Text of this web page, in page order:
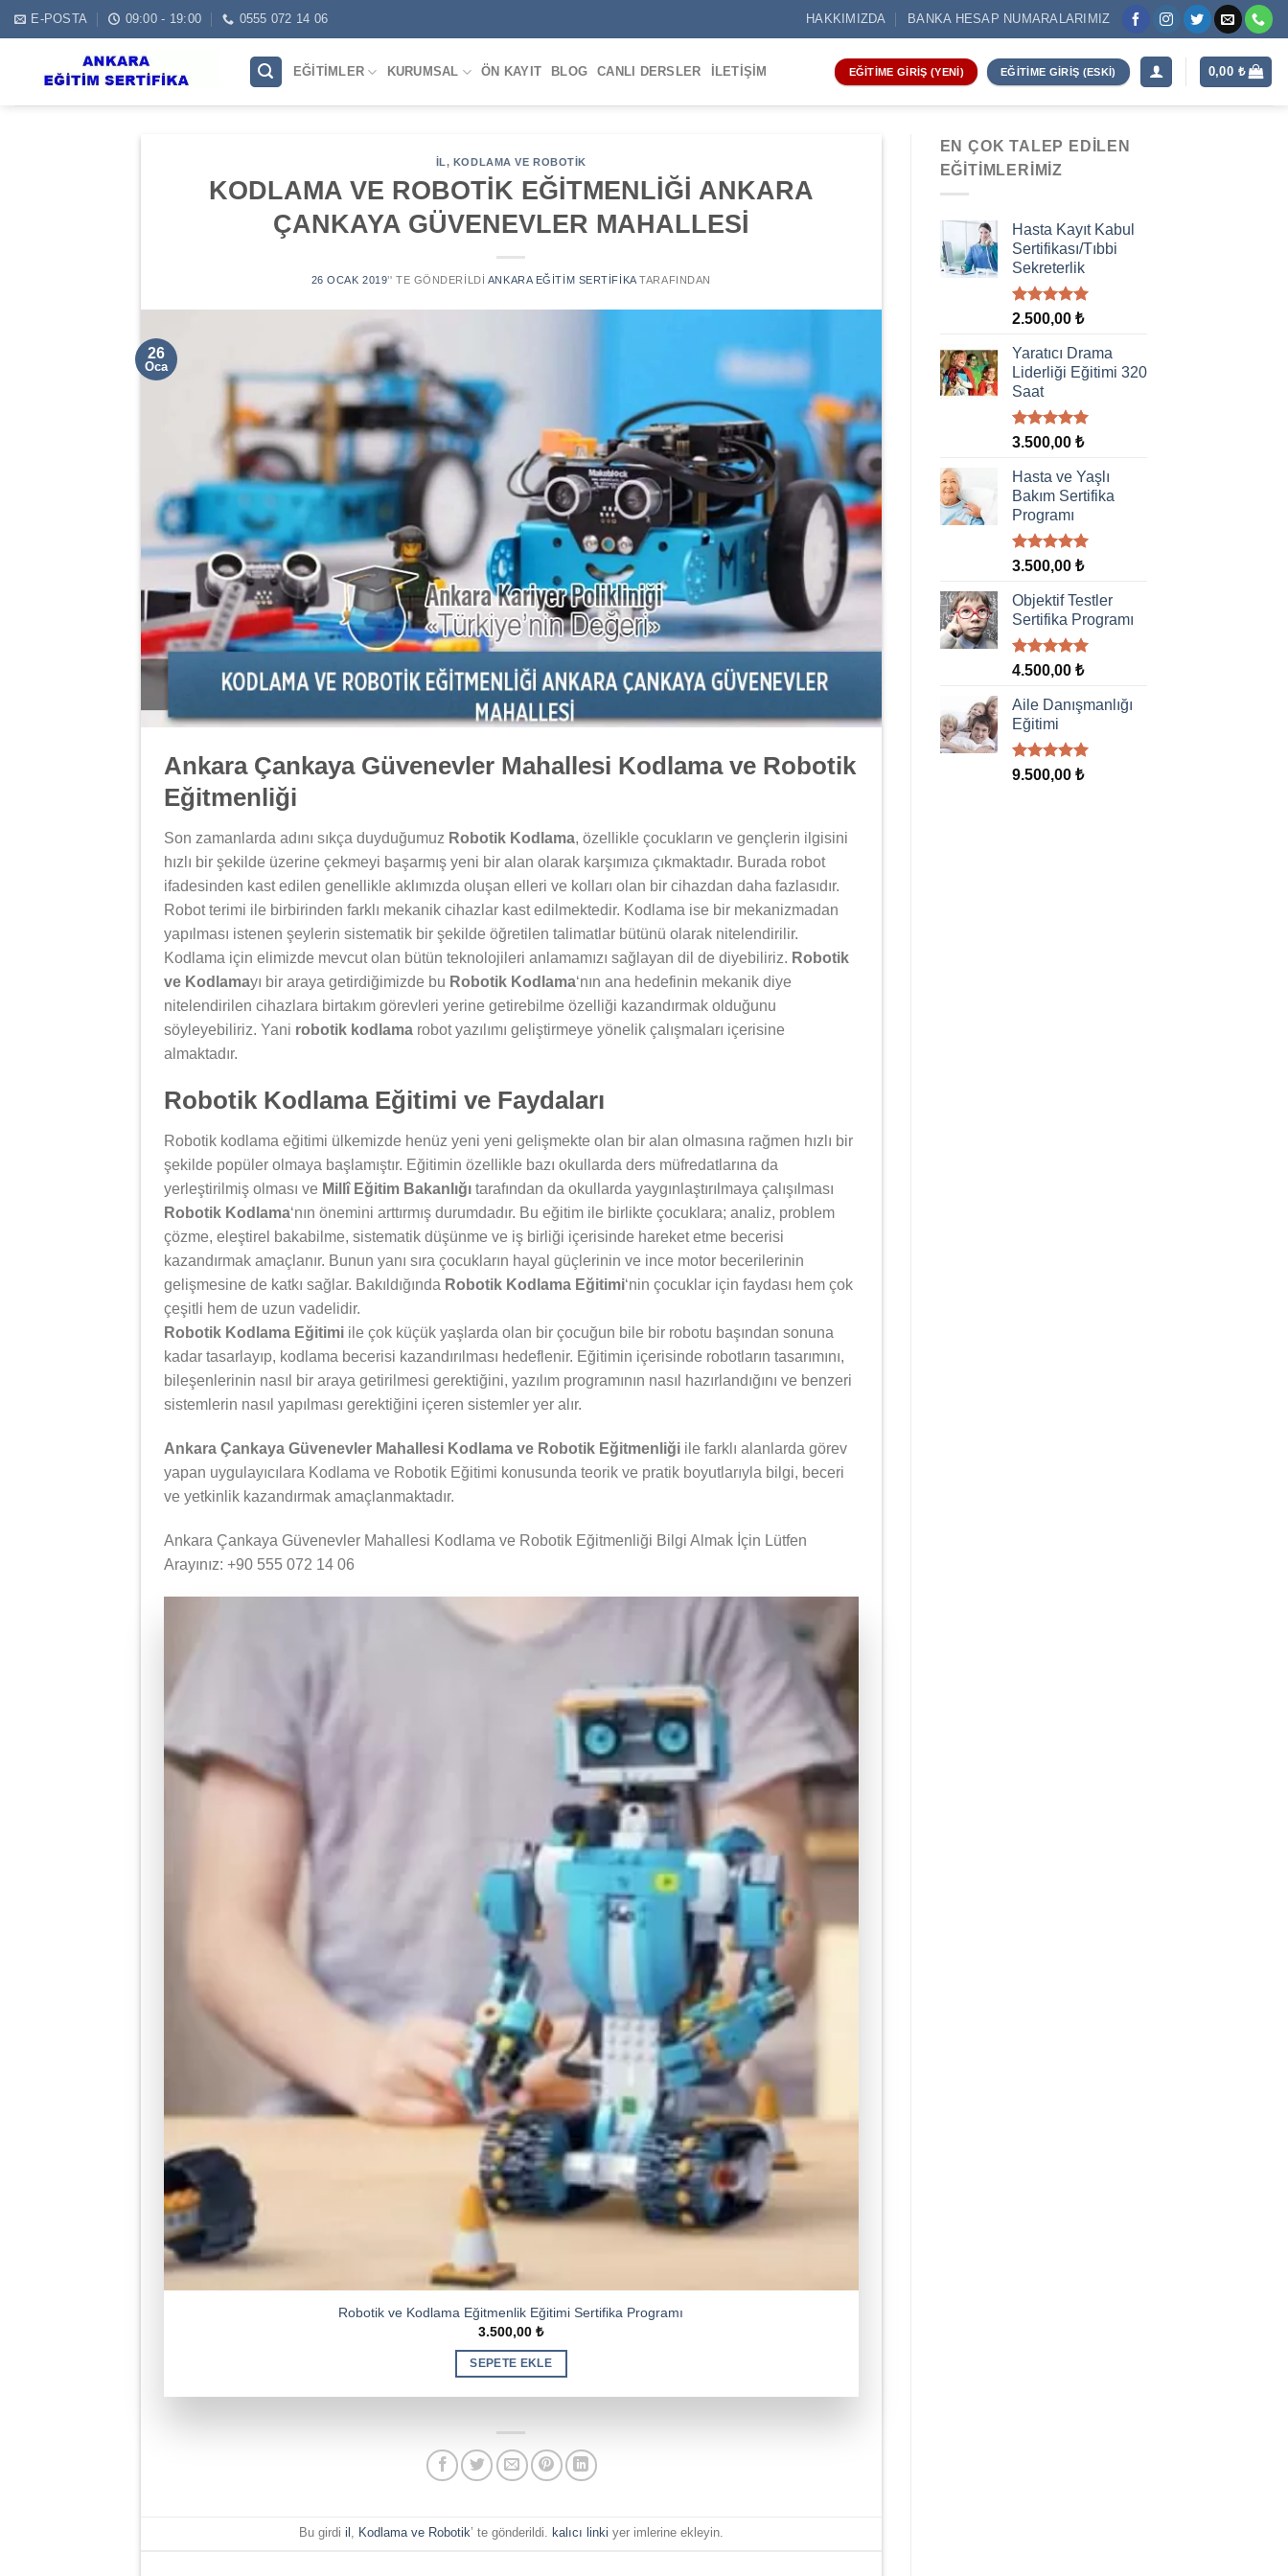
Skip
to
E-POSTA 09:00 - 19:00 0555 072 14 06 HAKKIMIZDA BANKA HESAP NUMARALARIMIZ
EĞITIMLER KURUMSAL ÖN KAYIT BLOG CANLI DERSLER İLETIŞIM EĞITIME GIRIŞ (YENI) EĞITIME GIRIŞ (ESKI) 0,00 ₺
IL, KODLAMA VE ROBOTIK
KODLAMA VE ROBOTİK EĞİTMENLİĞİ ANKARA
ÇANKAYA GÜVENEVLER MAHALLESİ
26 OCAK 2019’' TE GÖNDERILDI ANKARA EĞITIM SERTIFIKATARAFINDAN
26
Oca
Ankara Çankaya Güvenevler Mahallesi Kodlama ve Robotik
Eğitmenliği
Son zamanlarda adını sıkça duyduğumuz Robotik Kodlama, özellikle çocukların ve gençlerin ilgisini
hızlı bir şekilde üzerine çekmeyi başarmış yeni bir alan olarak karşımıza çıkmaktadır. Burada robot
ifadesinden kast edilen genellikle aklımızda oluşan elleri ve kolları olan bir cihazdan daha fazlasıdır.
Robot terimi ile birbirinden farklı mekanik cihazlar kast edilmektedir. Kodlama ise bir mekanizmadan
yapılması istenen şeylerin sistematik bir şekilde öğretilen talimatlar bütünü olarak nitelendirilir.
Kodlama için elimizde mevcut olan bütün teknolojileri anlamamızı sağlayan dil de diyebiliriz. Robotik
ve Kodlamayı bir araya getirdiğimizde bu Robotik Kodlama‘nın ana hedefinin mekanik diye
nitelendirilen cihazlara birtakım görevleri yerine getirebilme özelliği kazandırmak olduğunu
söyleyebiliriz. Yani robotik kodlama robot yazılımı geliştirmeye yönelik çalışmaları içerisine
almaktadır.
Robotik Kodlama Eğitimi ve Faydaları
Robotik kodlama eğitimi ülkemizde henüz yeni yeni gelişmekte olan bir alan olmasına rağmen hızlı bir
şekilde popüler olmaya başlamıştır. Eğitimin özellikle bazı okullarda ders müfredatlarına da
yerleştirilmiş olması ve Millî Eğitim Bakanlığı tarafından da okullarda yaygınlaştırılmaya çalışılması
Robotik Kodlama‘nın önemini arttırmış durumdadır. Bu eğitim ile birlikte çocuklara; analiz, problem
çözme, eleştirel bakabilme, sistematik düşünme ve iş birliği içerisinde hareket etme becerisi
kazandırmak amaçlanır. Bunun yanı sıra çocukların hayal güçlerinin ve ince motor becerilerinin
gelişmesine de katkı sağlar. Bakıldığında Robotik Kodlama Eğitimi‘nin çocuklar için faydası hem çok
çeşitli hem de uzun vadelidir.
Robotik Kodlama Eğitimi ile çok küçük yaşlarda olan bir çocuğun bile bir robotu başından sonuna
kadar tasarlayıp, kodlama becerisi kazandırılması hedeflenir. Eğitimin içerisinde robotların tasarımını,
bileşenlerinin nasıl bir araya getirilmesi gerektiğini, yazılım programının nasıl hazırlandığını ve benzeri
sistemlerin nasıl yapılması gerektiğini içeren sistemler yer alır.
Ankara Çankaya Güvenevler Mahallesi Kodlama ve Robotik Eğitmenliği ile farklı alanlarda görev
yapan uygulayıcılara Kodlama ve Robotik Eğitimi konusunda teorik ve pratik boyutlarıyla bilgi, beceri
ve yetkinlik kazandırmak amaçlanmaktadır.
Ankara Çankaya Güvenevler Mahallesi Kodlama ve Robotik Eğitmenliği Bilgi Almak İçin Lütfen
Arayınız: +90 555 072 14 06
Robotik ve Kodlama Eğitmenlik Eğitimi Sertifika Programı
3.500,00₺
SEPETE EKLE
Bu girdi il , Kodlama ve Robotik’ te gönderildi. kalıcı linki yer imlerine ekleyin.
EN ÇOK TALEP EDILEN
EĞITIMLERIMIZ
Hasta Kayıt Kabul
Sertifikası/Tıbbi
Sekreterlik
5 üzerinden
oy
aldı
2.500,00 ₺
Yaratıcı Drama
Liderliği Eğitimi 320
Saat
5 üzerinden
oy
aldı
3.500,00 ₺
Hasta ve Yaşlı
Bakım Sertifika
Programı
5 üzerinden
oy
aldı
3.500,00 ₺
Objektif Testler
Sertifika Programı
5 üzerinden
oy
aldı
4.500,00 ₺
Aile Danışmanlığı
Eğitimi
5 üzerinden
oy
9.500,00 ₺